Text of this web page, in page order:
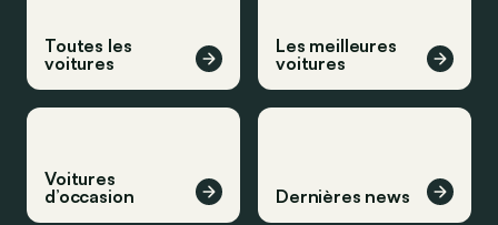
Toutes les
voitures
Les meilleures
voitures
Voitures
d’occasion
Dernières news